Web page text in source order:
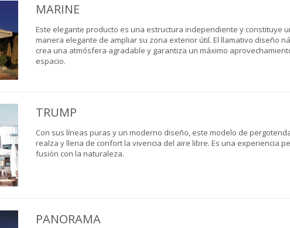
MARINE
Este elegante producto es una estructura independiente y constituye
manera elegante de ampliar su zona exterior útil. El llamativo diseño
crea una atmósfera agradable y garantiza un máximo
espacio.
TRUMP
Con sus líneas puras y un moderno diseño, este modelo de
realza y llena de confort la vivencia del aire libre. Es una experiencia
fusión con la naturaleza.
PANORAMA